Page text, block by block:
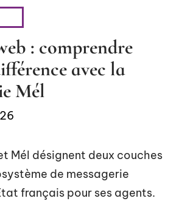
: comprendre
avec la
Mél
Mél désignent deux couches
de messagerie
français pour ses agents.